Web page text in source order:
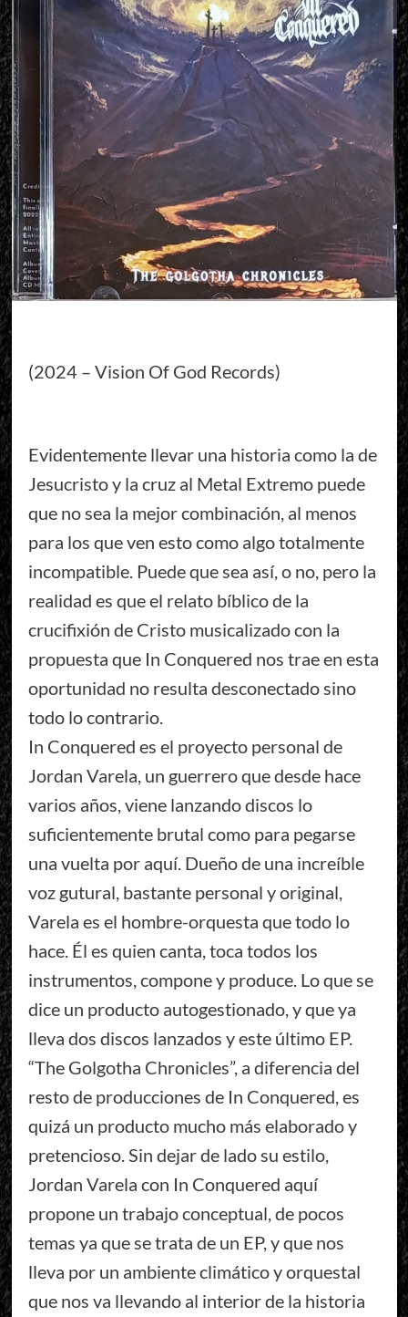
(2024 – Vision Of God Records)
Evidentemente llevar una historia como la de
Jesucristo y la cruz al Metal Extremo puede
que no sea la mejor combinación, al menos
para los que ven esto como algo totalmente
incompatible. Puede que sea así, o no, pero la
realidad es que el relato bíblico de la
crucifixión de Cristo musicalizado con la
propuesta que In Conquered nos trae en esta
oportunidad no resulta desconectado sino
todo lo contrario.
In Conquered es el proyecto personal de
Jordan Varela, un guerrero que desde hace
varios años, viene lanzando discos lo
suficientemente brutal como para pegarse
una vuelta por aquí. Dueño de una increíble
voz gutural, bastante personal y original,
Varela es el hombre-orquesta que todo lo
hace. Él es quien canta, toca todos los
instrumentos, compone y produce. Lo que se
dice un producto autogestionado, y que ya
lleva dos discos lanzados y este último EP.
“The Golgotha Chronicles”, a diferencia del
resto de producciones de In Conquered, es
quizá un producto mucho más elaborado y
pretencioso. Sin dejar de lado su estilo,
Jordan Varela con In Conquered aquí
propone un trabajo conceptual, de pocos
temas ya que se trata de un EP, y que nos
lleva por un ambiente climático y orquestal
que nos va llevando al interior de la historia